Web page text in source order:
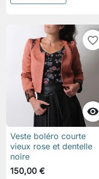

favorite_border
Veste boléro courte
vieux rose et dentelle
noire
150,00 €